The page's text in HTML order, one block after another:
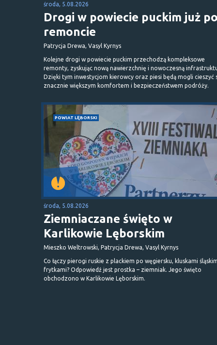
środa, 5.08.2026
Drogi w powiecie puckim już
remoncie
Patrycja Drewa, Vasyl Kyrnys
Kolejne drogi w powiecie puckim przechodzą kompleksowe
remonty, zyskując nową nawierzchnię i nowoczesną
Dzięki tym inwestycjom kierowcy oraz piesi będą mogli cieszyć
znacznie większym komfortem i bezpieczeństwem podróży.
POWIAT LĘBORSKI
środa, 5.08.2026
Ziemniaczane święto w
Karlikowie Lęborskim
Mieszko Weltrowski, Patrycja Drewa, Vasyl Kyrnys
Co łączy pierogi ruskie z plackiem po węgiersku, kluskami
frytkami? Odpowiedź jest prostka – ziemniak. Jego święto
obchodzono w Karlikowie Lęborskim.